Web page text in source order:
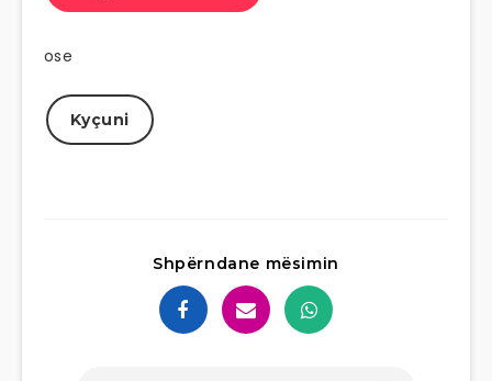
ose
Kyçuni
Shpërndane mësimin